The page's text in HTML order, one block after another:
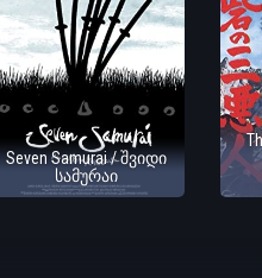
Seven Samurai / შვიდი
სამურაი